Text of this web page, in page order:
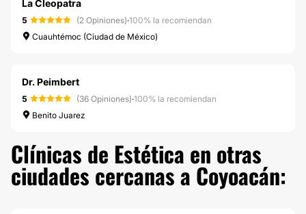
La Cleopatra
5 (2 Opiniones)·100% la recomiendan
Cuauhtémoc (Ciudad de México)
Dr. Peimbert
5 (36 Opiniones)·100% la recomiendan
Benito Juarez
Clínicas de Estética en otras
ciudades cercanas a Coyoacán: